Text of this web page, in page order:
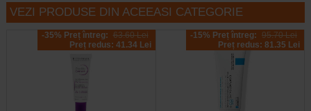
VEZI PRODUSE DIN ACEEASI CATEGORIE
-35% Preț întreg: 63.60 Lei
Preț redus: 41.34 Lei
-15% Preț întreg: 95.70 Lei
Preț redus: 81.35 Lei